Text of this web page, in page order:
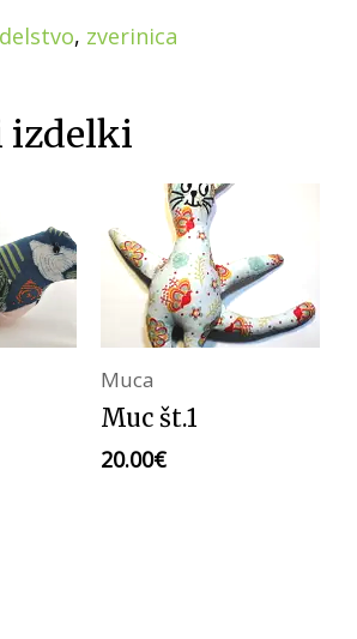
, zverinica
izdelki
Muca
Muc št.1
20.00€